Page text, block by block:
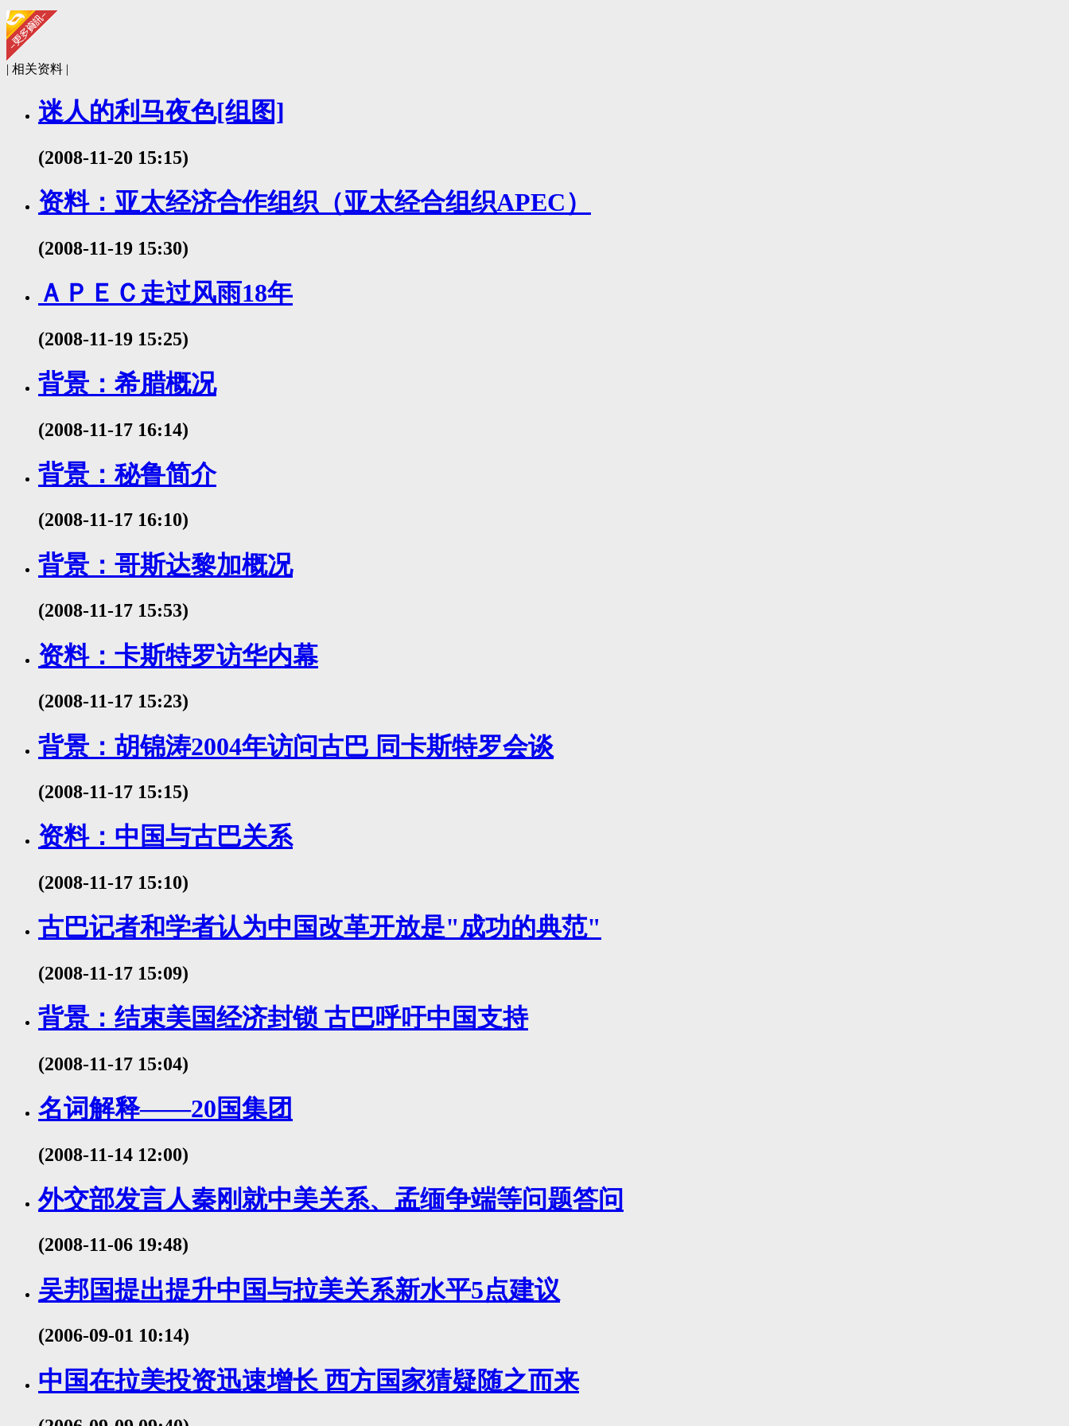
| 相关资料 |
迷人的利马夜色[组图]
(2008-11-20 15:15)
资料：亚太经济合作组织（亚太经合组织APEC）
(2008-11-19 15:30)
ＡＰＥＣ走过风雨18年
(2008-11-19 15:25)
背景：希腊概况
(2008-11-17 16:14)
背景：秘鲁简介
(2008-11-17 16:10)
背景：哥斯达黎加概况
(2008-11-17 15:53)
资料：卡斯特罗访华内幕
(2008-11-17 15:23)
背景：胡锦涛2004年访问古巴 同卡斯特罗会谈
(2008-11-17 15:15)
资料：中国与古巴关系
(2008-11-17 15:10)
古巴记者和学者认为中国改革开放是"成功的典范"
(2008-11-17 15:09)
背景：结束美国经济封锁 古巴呼吁中国支持
(2008-11-17 15:04)
名词解释——20国集团
(2008-11-14 12:00)
外交部发言人秦刚就中美关系、孟缅争端等问题答问
(2008-11-06 19:48)
吴邦国提出提升中国与拉美关系新水平5点建议
(2006-09-01 10:14)
中国在拉美投资迅速增长 西方国家猜疑随之而来